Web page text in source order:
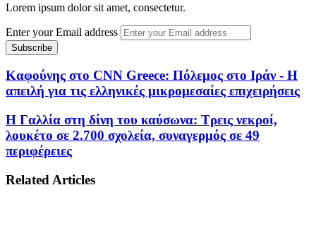
Lorem ipsum dolor sit amet, consectetur.
Enter your Email address
Καφούνης στο CNN Greece: Πόλεμος στο Ιράν - Η
απειλή για τις ελληνικές μικρομεσαίες επιχειρήσεις
Η Γαλλία στη δίνη του καύσωνα: Τρεις νεκροί,
λουκέτο σε 2.700 σχολεία, συναγερμός σε 49
περιφέρειες
Related Articles